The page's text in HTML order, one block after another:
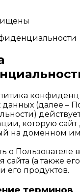
(далее –
которую сайт ,
на доменном
о Пользователе
сайта (а также
его продуктов.
терминов